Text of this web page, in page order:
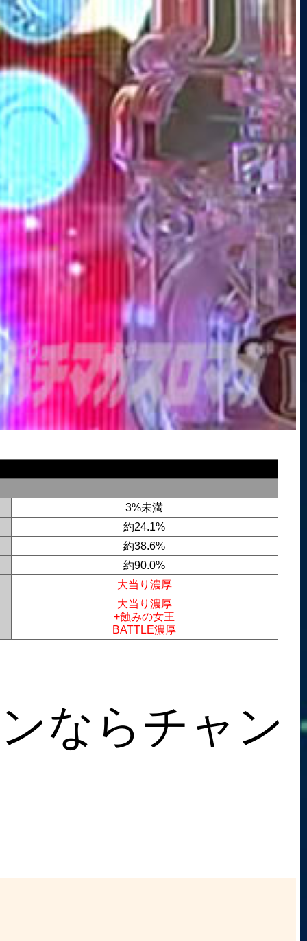
3%未満
約24.1%
約38.6%
約90.0%
大当り濃厚
大当り濃厚
+蝕みの女王
BATTLE濃厚
ならチャン